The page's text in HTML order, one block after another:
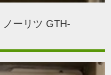
ーリツ GTH-